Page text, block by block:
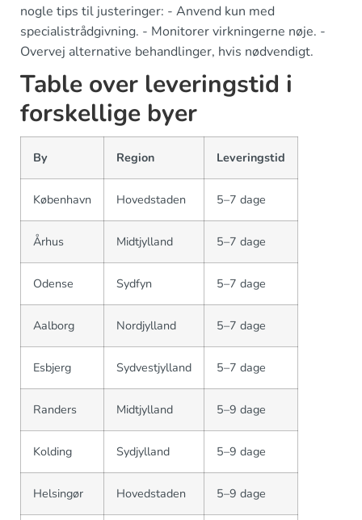
nogle tips til justeringer: - Anvend kun med
specialistrådgivning. - Monitorer virkningerne nøje. -
Overvej alternative behandlinger, hvis nødvendigt.
Table over leveringstid i
forskellige byer
By Region Leveringstid
København Hovedstaden 5–7 dage
Århus Midtjylland 5–7 dage
Odense Sydfyn 5–7 dage
Aalborg Nordjylland 5–7 dage
Esbjerg Sydvestjylland 5–7 dage
Randers Midtjylland 5–9 dage
Kolding Sydjylland 5–9 dage
Helsingør Hovedstaden 5–9 dage